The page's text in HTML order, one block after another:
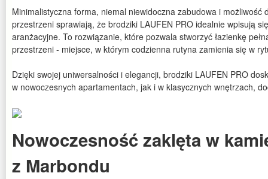
Minimalistyczna forma, niemal niewidoczna zabudowa i możliwość
przestrzeni sprawiają, że brodziki LAUFEN PRO idealnie wpisują
aranżacyjne. To rozwiązanie, które pozwala stworzyć łazienkę
przestrzeni - miejsce, w którym codzienna rutyna zamienia się w
Dzięki swojej uniwersalności i elegancji, brodziki LAUFEN PRO
w nowoczesnych apartamentach, jak i w klasycznych wnętrzach,
Nowoczesność zaklęta w
z Marbondu